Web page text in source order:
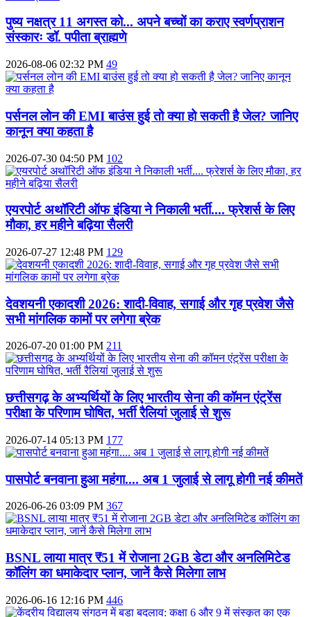
पुष्य नक्षत्र 11 अगस्त को... अपने बच्चों का कराए स्वर्णप्राशन
संस्कारः डॉ. पपीता ब्राह्मणे
2026-08-06 02:32 PM 49
पर्सनल लोन की EMI बाउंस हुई तो क्या हो सकती है जेल? जानिए
कानून क्या कहता है
2026-07-30 04:50 PM 102
एयरपोर्ट अथॉरिटी ऑफ इंडिया ने निकाली भर्ती.... फ्रेशर्स के लिए
मौका, हर महीने बढ़िया सैलरी
2026-07-27 12:48 PM 129
देवशयनी एकादशी 2026: शादी-विवाह, सगाई और गृह प्रवेश जैसे
सभी मांगलिक कामों पर लगेगा ब्रेक
2026-07-20 01:00 PM 211
छत्तीसगढ़ के अभ्यर्थियों के लिए भारतीय सेना की कॉमन एंट्रेंस
परीक्षा के परिणाम घोषित, भर्ती रैलियां जुलाई से शुरू
2026-07-14 05:13 PM 177
पासपोर्ट बनवाना हुआ महंगा.... अब 1 जुलाई से लागू होगी नई कीमतें
2026-06-26 03:09 PM 367
BSNL लाया मात्र ₹51 में रोजाना 2GB डेटा और अनलिमिटेड
कॉलिंग का धमाकेदार प्लान, जानें कैसे मिलेगा लाभ
2026-06-16 12:16 PM 446